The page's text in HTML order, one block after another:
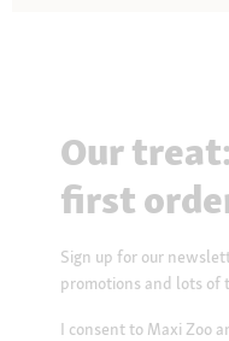
Our
first
Sign up for our
promotions and lots of
I consent to Maxi Zoo